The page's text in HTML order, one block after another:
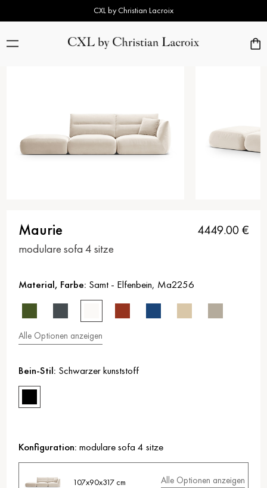
CXL by Christian Lacroix
Maurie 4449.00€
modulare sofa 4 sitze
Material, Farbe: Samt - Elfenbein, Ma2256
Alle Optionen anzeigen
Bein-Stil: Schwarzer kunststoff
Konfiguration: modulare sofa 4 sitze
107x90x317 cm Alle Optionen anzeigen